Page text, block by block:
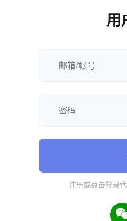
用
注册或点击登录